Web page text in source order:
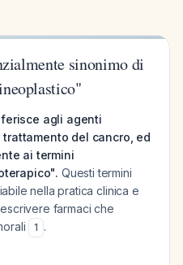
sinonimo di
agli agenti
del cancro, ed
ai termini
Questi termini
nella pratica clinica e
farmaci che
1 .